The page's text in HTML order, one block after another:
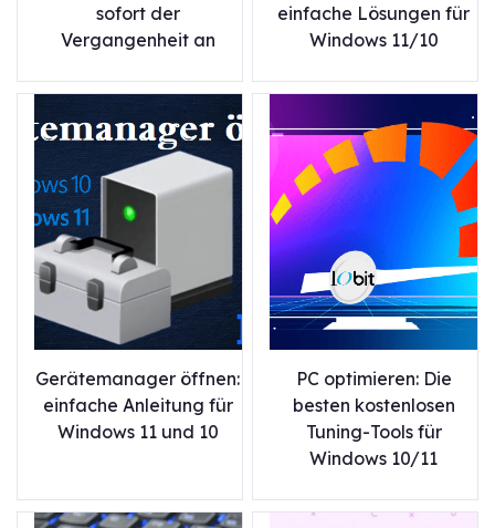
sofort der
Vergangenheit an
einfache Lösungen für
Windows 11/10
Gerätemanager öffnen:
einfache Anleitung für
Windows 11 und 10
PC optimieren: Die
besten kostenlosen
Tuning-Tools für
Windows 10/11